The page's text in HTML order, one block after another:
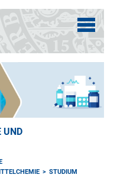
UND
STUDIUM